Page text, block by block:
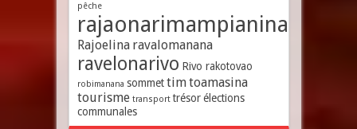
pêche
rajaonarimampianina
Rajoelina ravalomanana
ravelonarivo Rivo rakotovao
robimanana sommet timtoamasina
tourisme transport trésor élections
communales